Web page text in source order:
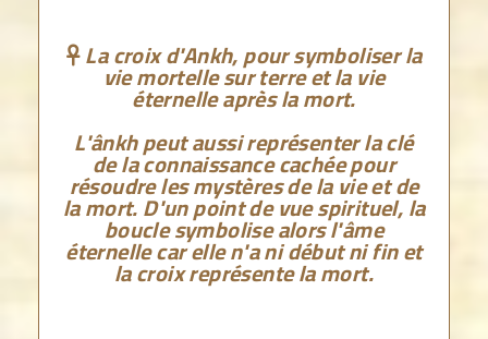
 La croix d'Ankh, pour symboliser la
vie mortelle sur terre et la vie
éternelle après la mort.
L'ânkh peut aussi représenter la clé
de la connaissance cachée pour
résoudre les mystères de la vie et de
la mort. D'un point de vue spirituel, la
boucle symbolise alors l'âme
éternelle car elle n'a ni début ni fin et
la croix représente la mort.